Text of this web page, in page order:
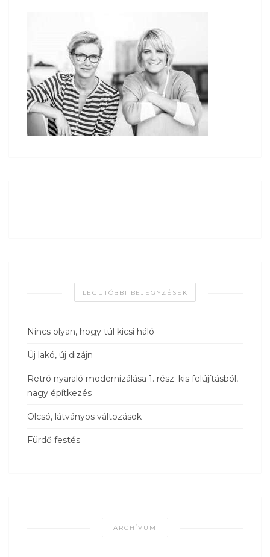
LEGUTÓBBI BEJEGYZÉSEK
Nincs olyan, hogy túl kicsi háló
Új lakó, új dizájn
Retró nyaraló modernizálása 1. rész: kis felújításból,
nagy építkezés
Olcsó, látványos változások
Fürdő festés
ARCHÍVUM